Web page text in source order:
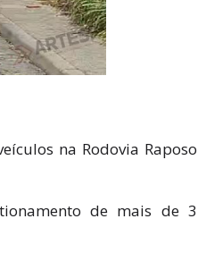
na Rodovia Raposo
de mais de 3